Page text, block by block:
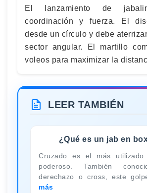
El lanzamiento de
coordinación y fuerza. El
desde un círculo y debe
sector angular. El martillo
voleos para maximizar la
LEER TAMBIÉN
¿Qué es un jab en
Cruzado es el más
poderoso. También
derechazo o cross, este
más